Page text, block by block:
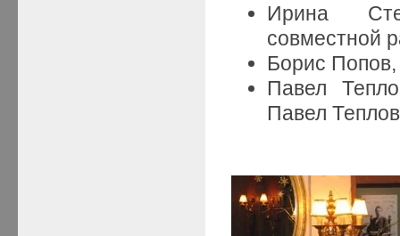
Ирина
совместной
Борис
Павел
Павел